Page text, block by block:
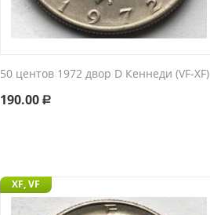
50 центов 1972 двор D Кеннеди (VF-XF)
190.00 Р
XF, VF